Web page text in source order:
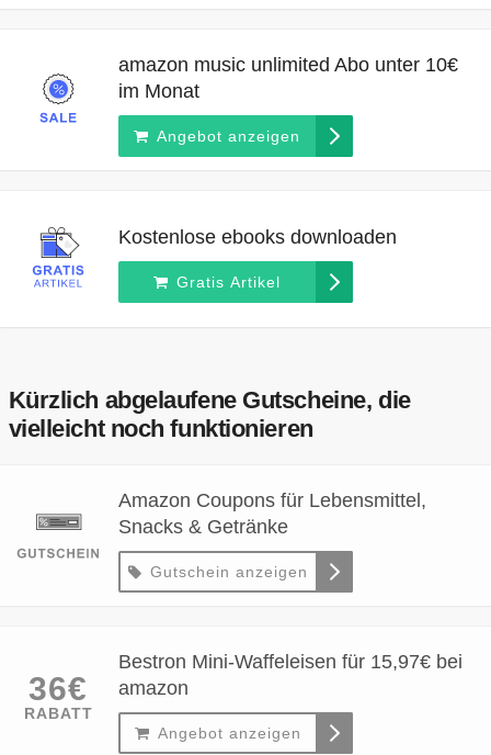
amazon music unlimited Abo unter 10€
im Monat
Angebot anzeigen
Kostenlose ebooks downloaden
Gratis Artikel
Kürzlich abgelaufene Gutscheine, die
vielleicht noch funktionieren
Amazon Coupons für Lebensmittel,
Snacks & Getränke
Gutschein anzeigen
36€
RABATT
Bestron Mini-Waffeleisen für 15,97€ bei
amazon
Angebot anzeigen